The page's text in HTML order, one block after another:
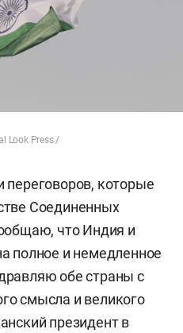
Look Press /
переговоров, которые
Соединенных
что Индия и
полное и немедленное
обе страны с
смысла и великого
президент в